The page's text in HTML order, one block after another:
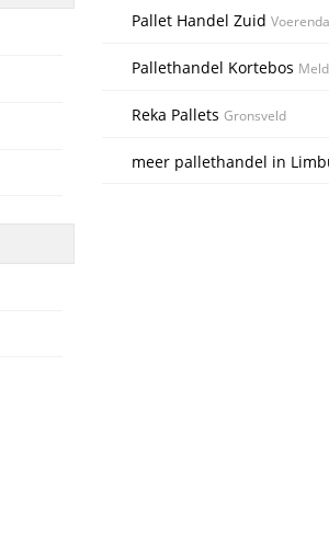
Pallet Handel Zuid
Pallethandel Kortebos
Reka Pallets Gronsveld
meer pallethandel in